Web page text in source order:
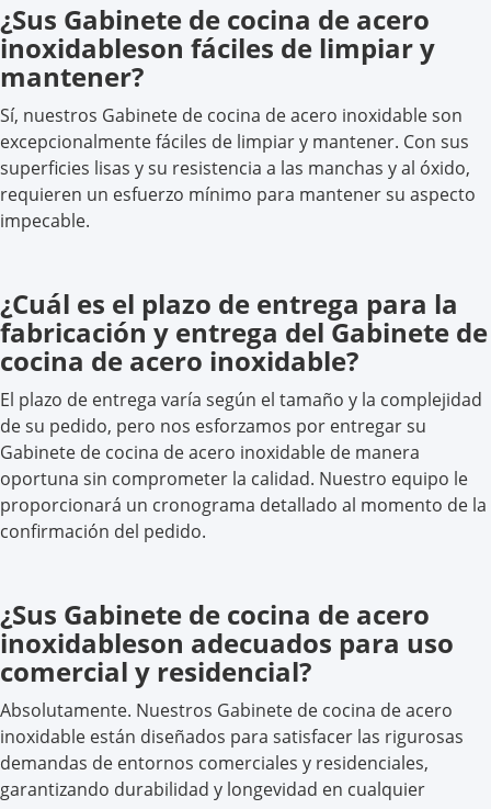
¿Sus Gabinete de cocina de acero
inoxidableson fáciles de limpiar y
mantener?
Sí, nuestros Gabinete de cocina de acero inoxidable son
excepcionalmente fáciles de limpiar y mantener. Con sus
superficies lisas y su resistencia a las manchas y al óxido,
requieren un esfuerzo mínimo para mantener su aspecto
impecable.
¿Cuál es el plazo de entrega para la
fabricación y entrega del Gabinete de
cocina de acero inoxidable?
El plazo de entrega varía según el tamaño y la complejidad
de su pedido, pero nos esforzamos por entregar su
Gabinete de cocina de acero inoxidable de manera
oportuna sin comprometer la calidad. Nuestro equipo le
proporcionará un cronograma detallado al momento de la
confirmación del pedido.
¿Sus Gabinete de cocina de acero
inoxidableson adecuados para uso
comercial y residencial?
Absolutamente. Nuestros Gabinete de cocina de acero
inoxidable están diseñados para satisfacer las rigurosas
demandas de entornos comerciales y residenciales,
garantizando durabilidad y longevidad en cualquier